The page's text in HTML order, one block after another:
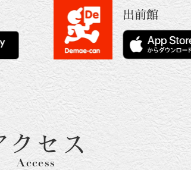
出前館
クセス
Access